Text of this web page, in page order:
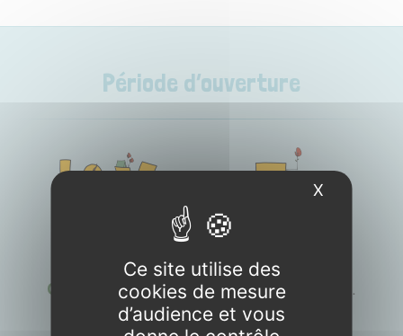
Période d’ouverture
OUVERTURE
Camping du4 avril au 25 octobre 2026 .
Ce site utilise des
cookies de mesure
d’audience et vous
X Masquer